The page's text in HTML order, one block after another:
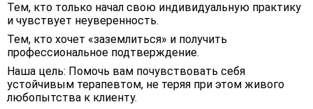
Тем, кто только начал свою индивидуальную практику
и чувствует неуверенность.
Тем, кто хочет «заземлиться» и получить
профессиональное подтверждение.
Наша цель: Помочь вам почувствовать себя
устойчивым терапевтом, не теряя при этом живого
любопытства к клиенту.